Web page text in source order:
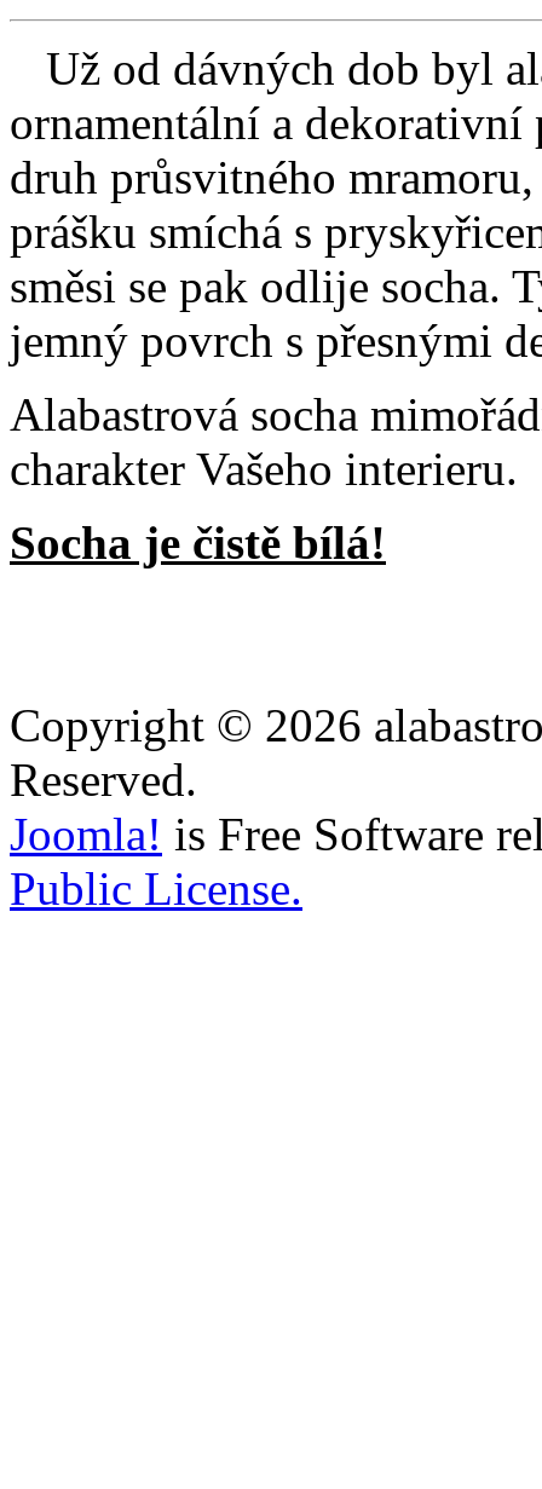
Už od dávných dob byl
ornamentální a dekorativní
druh průsvitného
prášku smíchá s
směsi se pak odlije socha.
jemný povrch s přesnými
Alabastrová socha
charakter Vašeho interieru.
Socha je čistě bílá!
Copyright © 2026
Reserved.
Joomla! is Free Software
Public License.